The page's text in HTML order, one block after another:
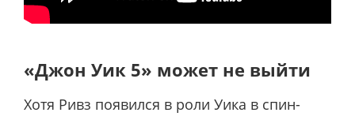
«Джон Уик 5» может не выйти
Хотя Ривз появился в роли Уика в спин-